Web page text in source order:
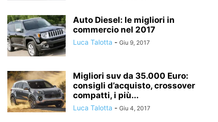
Auto Diesel: le migliori in
commercio nel 2017
Luca Talotta - Giu 9, 2017
Migliori suv da 35.000 Euro:
consigli d’acquisto, crossover
compatti, i più...
Luca Talotta - Giu 4, 2017